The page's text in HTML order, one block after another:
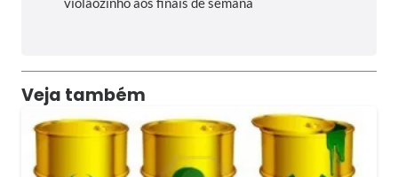
Veja também